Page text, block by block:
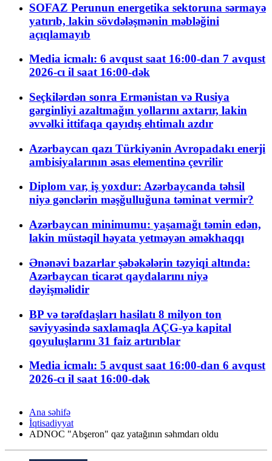
SOFAZ Perunun energetika sektoruna sərmayə
yatırıb, lakin sövdələşmənin məbləğini
açıqlamayıb
Media icmalı: 6 avqust saat 16:00-dan 7 avqust
2026-cı il saat 16:00-dək
Seçkilərdən sonra Ermənistan və Rusiya
gərginliyi azaltmağın yollarını axtarır, lakin
əvvəlki ittifaqa qayıdış ehtimalı azdır
Azərbaycan qazı Türkiyənin Avropadakı enerji
ambisiyalarının əsas elementinə çevrilir
Diplom var, iş yoxdur: Azərbaycanda təhsil
niyə gənclərin məşğulluğuna təminat vermir?
Azərbaycan minimumu: yaşamağı təmin edən,
lakin müstəqil həyata yetməyən əməkhaqqı
Ənənəvi bazarlar şəbəkələrin təzyiqi altında:
Azərbaycan ticarət qaydalarını niyə
dəyişməlidir
BP və tərəfdaşları hasilatı 8 milyon ton
səviyyəsində saxlamaqla AÇG-yə kapital
qoyuluşlarını 31 faiz artırıblar
Media icmalı: 5 avqust saat 16:00-dan 6 avqust
2026-cı il saat 16:00-dək
Ana səhifə
İqtisadiyyat
ADNOC "Abşeron" qaz yatağının səhmdarı oldu